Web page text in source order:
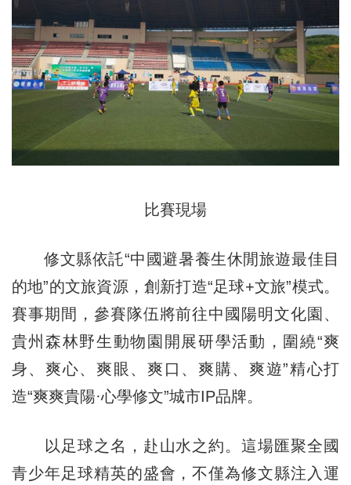
比賽現場
修文縣依託“中國避暑養生休閒旅遊最佳目
的地”的文旅資源，創新打造“足球+文旅”模式。
賽事期間，參賽隊伍將前往中國陽明文化園、
貴州森林野生動物園開展研學活動，圍繞“爽
身、爽心、爽眼、爽口、爽購、爽遊”精心打
造“爽爽貴陽·心學修文”城市IP品牌。
以足球之名，赴山水之約。這場匯聚全國
青少年足球精英的盛會，不僅為修文縣注入運